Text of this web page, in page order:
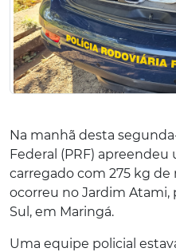
Na manhã desta
Federal (PRF)
carregado com 275 kg de
ocorreu no Jardim
Sul, em Maringá.
Uma equipe policial